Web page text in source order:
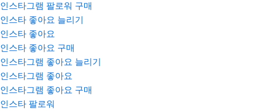
인스타그램 팔로워 구매
인스타 좋아요 늘리기
인스타 좋아요
인스타 좋아요 구매
인스타그램 좋아요 늘리기
인스타그램 좋아요
인스타그램 좋아요 구매
인스타 팔로워